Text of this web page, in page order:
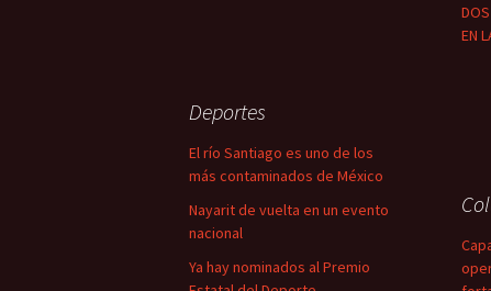
EN
Deportes
El río Santiago es uno de los
más contaminados de México
Nayarit de vuelta en un evento
nacional
Ya hay nominados al Premio